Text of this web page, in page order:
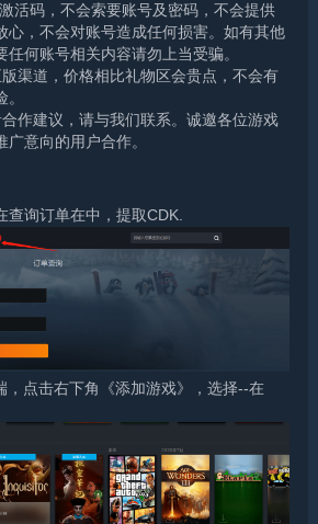
活码，不会索要账号及密码，不会提供
心，不会对账号造成任何损害。如有其他
任何账号相关内容请勿上当受骗。
渠道，价格相比礼物区会贵点，不会有
作建议，请与我们联系。诚邀各位游戏
意向的用户合作。
查询订单在中，提取CDK.
，点击右下角《添加游戏》，选择--在